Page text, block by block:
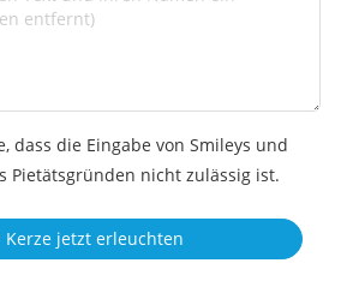
dass die Eingabe von Smileys und
Pietätsgründen nicht zulässig ist.
Kerze jetzt erleuchten